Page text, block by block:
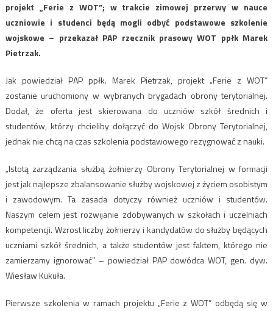
projekt „Ferie z WOT”; w trakcie zimowej przerwy w nauce
uczniowie i studenci będą mogli odbyć podstawowe szkolenie
wojskowe – przekazał PAP rzecznik prasowy WOT ppłk Marek
Pietrzak.
Jak powiedział PAP ppłk. Marek Pietrzak, projekt „Ferie z WOT”
zostanie uruchomiony w wybranych brygadach obrony terytorialnej.
Dodał, że oferta jest skierowana do uczniów szkół średnich i
studentów, którzy chcieliby dołączyć do Wojsk Obrony Terytorialnej,
jednak nie chcą na czas szkolenia podstawowego rezygnować z nauki.
„Istotą zarządzania służbą żołnierzy Obrony Terytorialnej w formacji
jest jak najlepsze zbalansowanie służby wojskowej z życiem osobistym
i zawodowym. Ta zasada dotyczy również uczniów i studentów.
Naszym celem jest rozwijanie zdobywanych w szkołach i uczelniach
kompetencji. Wzrost liczby żołnierzy i kandydatów do służby będących
uczniami szkół średnich, a także studentów jest faktem, którego nie
zamierzamy ignorować” – powiedział PAP dowódca WOT, gen. dyw.
Wiesław Kukuła.
Pierwsze szkolenia w ramach projektu „Ferie z WOT” odbędą się w